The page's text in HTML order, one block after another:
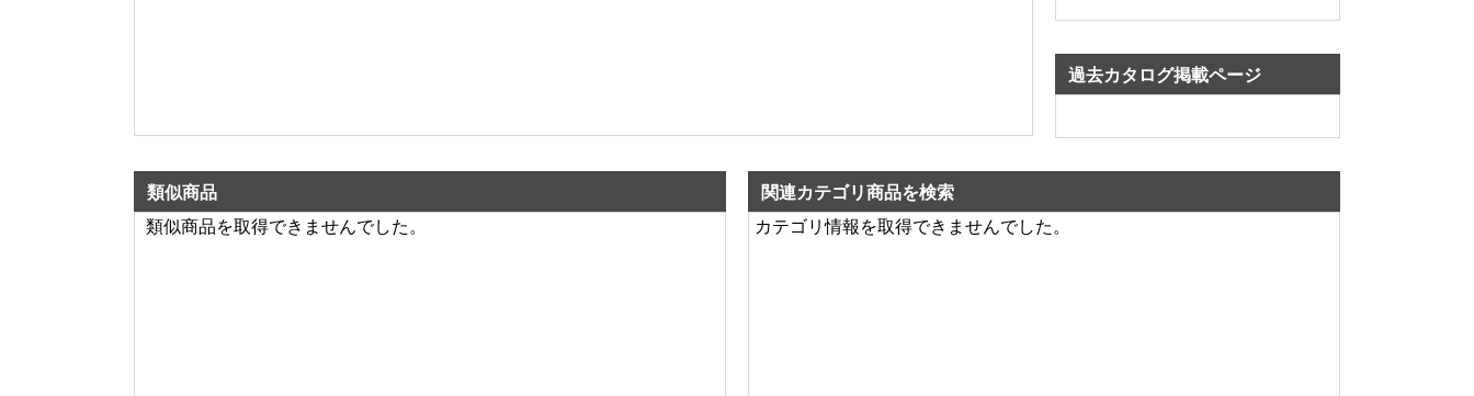
過去カタログ掲載ページ
類似商品
類似商品を取得できませんでした。
関連カテゴリ商品を検索
カテゴリ情報を取得できませんでした。